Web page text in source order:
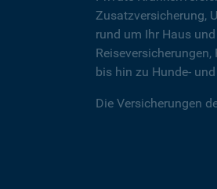
Zusatzversicherung,
rund um Ihr Haus
Reiseversicherungen,
bis hin zu Hunde- und
Die Versicherungen